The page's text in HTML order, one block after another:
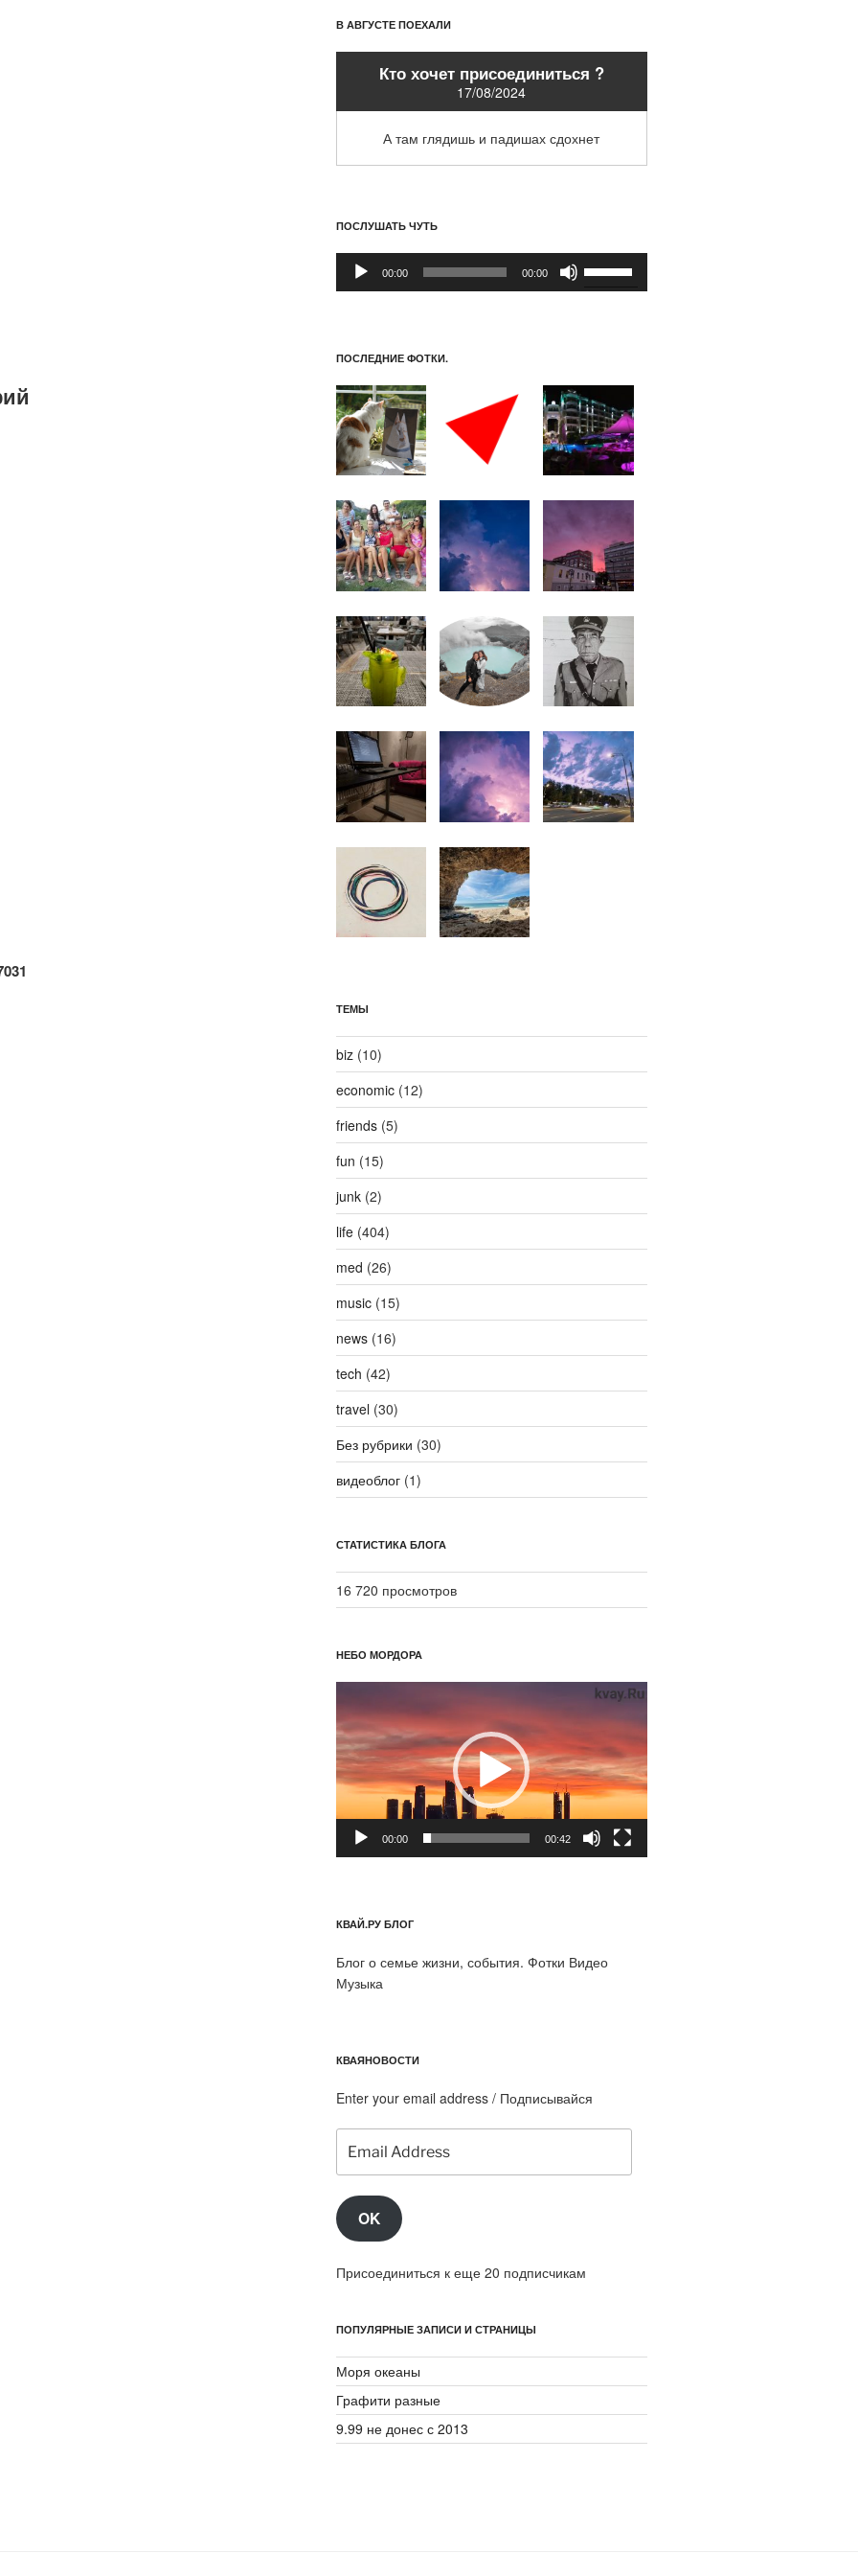
В АВГУСТЕ ПОЕХАЛИ
Кто хочет присоединиться ?
17/08/2024
А там глядишь и падишах сдохнет
ПОСЛУШАТЬ ЧУТЬ
Аудиоплеер
00:00 00:00
или
уменьшить
громкость.
ПОСЛЕДНИЕ ФОТКИ.
ТЕМЫ
biz(10)
economic(12)
friends(5)
fun (15)
junk(2)
life(404)
med (26)
music(15)
news(16)
tech (42)
travel(30)
Без рубрики (30)
видеоблог(1)
СТАТИСТИКА БЛОГА
16 720 просмотров
НЕБО МОРДОРА
00:00 00:42
КВАЙ.РУ БЛОГ
Блог о семье жизни, события. Фотки Видео
Музыка
КВАЯНОВОСТИ
Enter your email address / Подписывайся
Address
OK
Присоединиться к еще 20 подписчикам
ПОПУЛЯРНЫЕ ЗАПИСИ И СТРАНИЦЫ
Моря океаны
Графити разные
9.99 не донес с 2013